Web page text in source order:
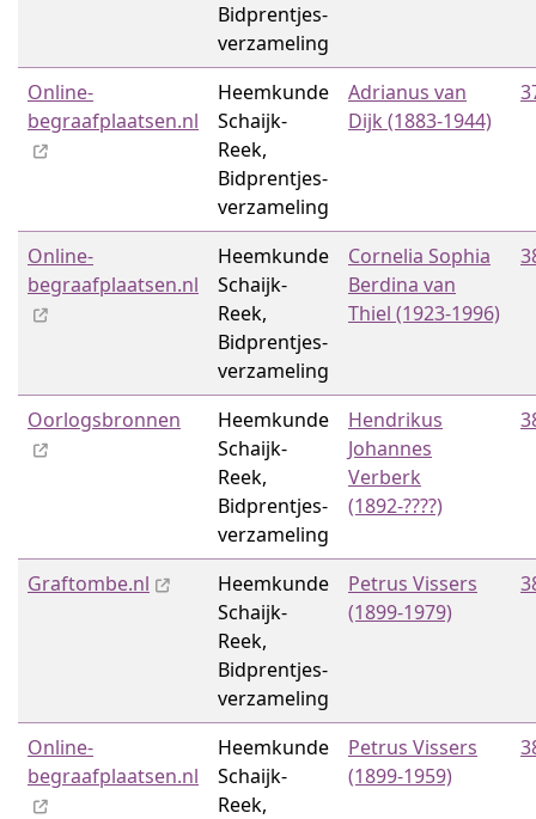
Bidprentjes­
verzameling
Online-
begraafplaatsen.nl
Heemkunde
Schaijk-
Reek,
Bidprentjes­
verzameling
Adrianus van
Dijk (1883-1944)
Online-
begraafplaatsen.nl
Heemkunde
Schaijk-
Reek,
Bidprentjes­
verzameling
Cornelia Sophia
Berdina van
Thiel (1923-1996)
Oorlogsbronnen
Heemkunde
Schaijk-
Reek,
Bidprentjes­
verzameling
Hendrikus
Johannes
Verberk
(1892-????)
Graftombe.nl
Heemkunde
Schaijk-
Reek,
Bidprentjes­
verzameling
Petrus Vissers
(1899-1979)
Online-
begraafplaatsen.nl
Heemkunde
Schaijk-
Reek,
Petrus Vissers
(1899-1959)